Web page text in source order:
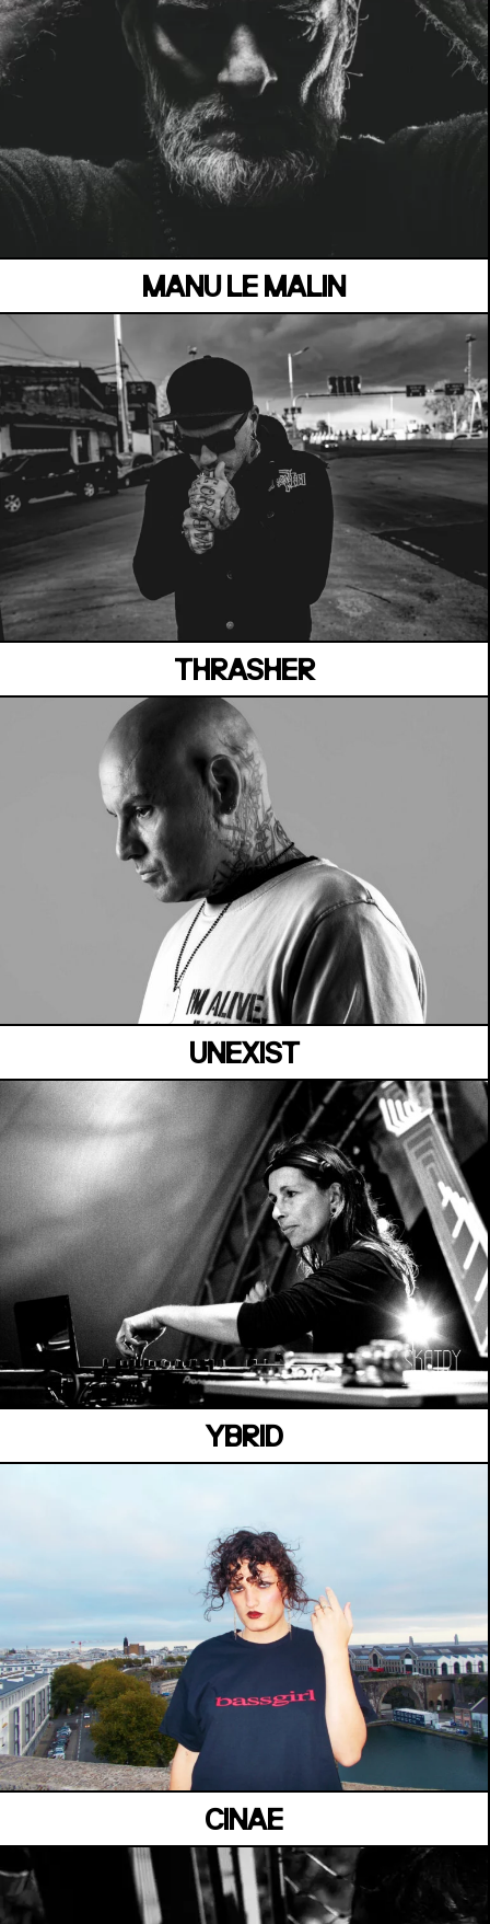
MANU LE MALIN
MANOIR DE KEROUAL
Samedi 04 juillet
THRASHER
MANOIR DE KEROUAL
Samedi 04 juillet
UNEXIST
MANOIR DE KEROUAL
Samedi 04 juillet
YBRID
MANOIR DE KEROUAL
Samedi 04 juillet
CINAE
MANOIR DE KEROUAL
Samedi 04 juillet